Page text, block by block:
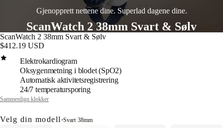
Gjenopprett nettene dine. Superlad dagene dine.
ScanWatch 2 38mm Svart & Sølv
ScanWatch 2 38mm Svart & Sølv
$412.19 USD
Elektrokardiogram
Oksygenmetning i blodet (SpO2)
Automatisk aktivitetsregistrering
24/7 temperatursporing
Sammenlign klokker
Velg din modell •Svart·38mm